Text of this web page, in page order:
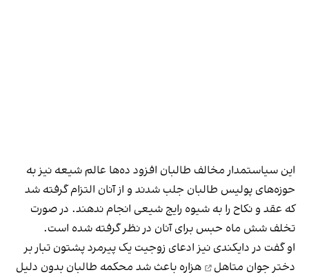
این سیاستمدار مخالف طالبان افزود ده‌ها عالم شیعه نیز به
حوزه‌های پولیس طالبان جلب شدند و از آنان التزام گرفته شد
که عقد و نکاح را به شیوه رایج شیعی انجام ندهند. در صورت
تخلف شش ماه حبس برای آنان در نظر گرفته شده است.
او گفت در دایکندی نیز ادعای زوجیت یک پیرمرد پشتون تبار بر
دختر جوان متاهل
هزاره باعث شد محکمه طالبان بدون دلیل